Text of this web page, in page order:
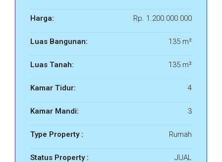
Harga: Rp. 1.200.000.000
Luas Bangunan: 135 m²
Luas Tanah: 135 m²
Kamar Tidur: 4
Kamar Mandi: 3
Type Property : Rumah
Status Property : JUAL